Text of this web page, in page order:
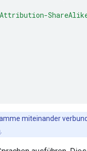
miteinander